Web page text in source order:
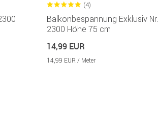
(4)
Balkonbespannung Exklusiv Nr.
2300 Höhe 75 cm
14,99 EUR
14,99 EUR / Meter